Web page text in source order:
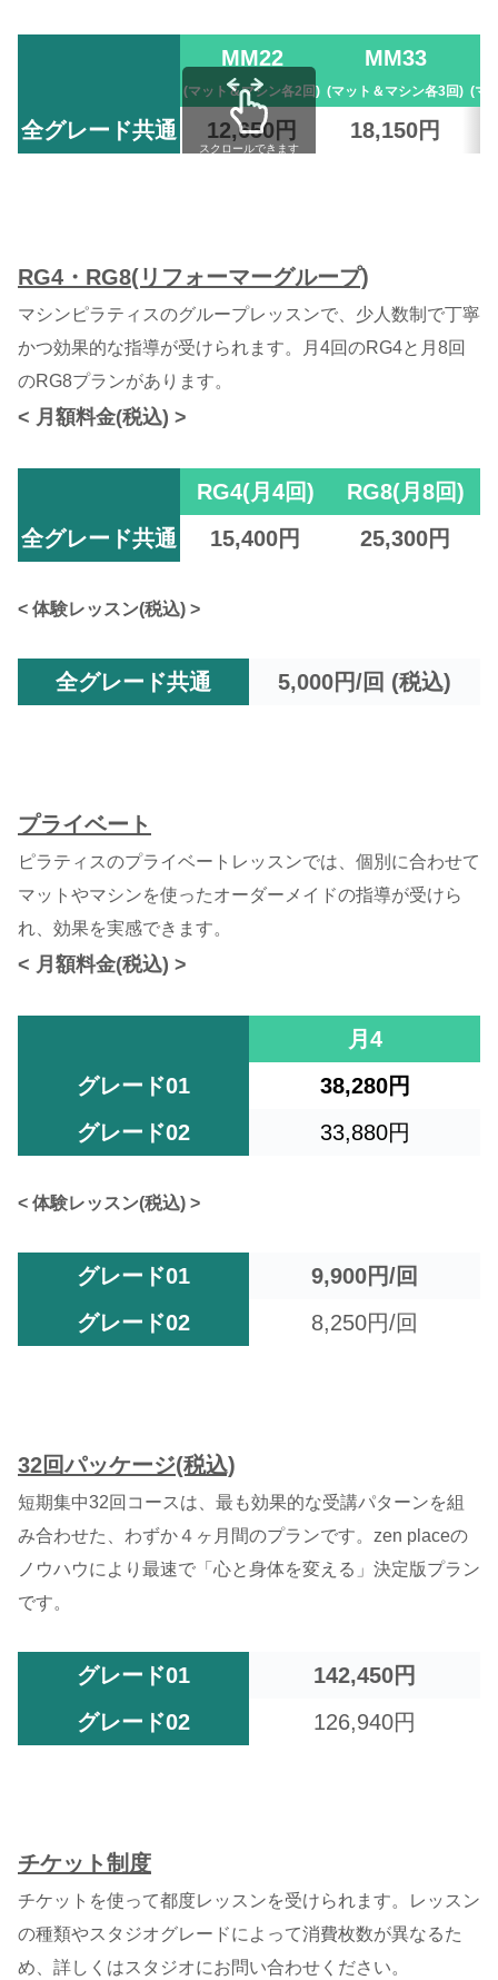
MM22
(マット＆マシン各2回)
MM33
(マット＆マシン各3回) (マ
全グレード共通 12,650円 18,150円
スクロールできます
RG4・RG8(リフォーマーグループ)
マシンピラティスのグループレッスンで、少人数制で丁寧
かつ効果的な指導が受けられます。月4回のRG4と月8回
のRG8プランがあります。
< 月額料金(税込) >
RG4(月4回)
RG8(月8回)
全グレード共通
15,400円 25,300円
< 体験レッスン(税込) >
全グレード共通 5,000円/回 (税込)
プライベート
ピラティスのプライベートレッスンでは、個別に合わせて
マットやマシンを使ったオーダーメイドの指導が受けら
れ、効果を実感できます。
< 月額料金(税込) >
月4
グレード01
38,280円
グレード02
33,880円
< 体験レッスン(税込) >
グレード01
9,900円/回
グレード02
8,250円/回
32回パッケージ(税込)
短期集中32回コースは、最も効果的な受講パターンを組
み合わせた、わずか４ヶ月間のプランです。zen placeの
ノウハウにより最速で「心と身体を変える」決定版プラン
です。
グレード01
142,450円
グレード02
126,940円
チケット制度
チケットを使って都度レッスンを受けられます。レッスン
の種類やスタジオグレードによって消費枚数が異なるた
め、詳しくはスタジオにお問い合わせください。